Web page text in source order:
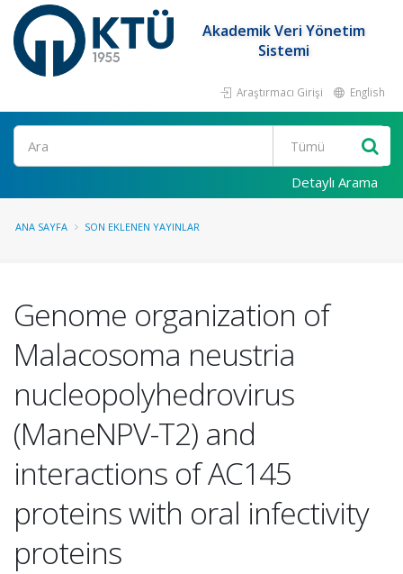
Akademik Veri Yönetim
Sistemi
Araştırmacı Girişi English
Ara
Detaylı Arama
ANA SAYFA SON EKLENEN YAYINLAR
Genome organization of
Malacosoma neustria
nucleopolyhedrovirus
(ManeNPV-T2) and
interactions of AC145
proteins with oral infectivity
proteins